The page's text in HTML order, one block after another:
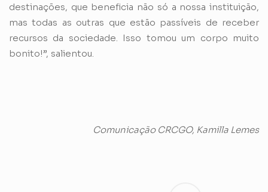
destinações, que beneficia não só a nossa instituição,
mas todas as outras que estão passíveis de receber
recursos da sociedade. Isso tomou um corpo muito
bonito!”, salientou.
Comunicação CRCGO, Kamilla Lemes